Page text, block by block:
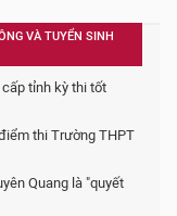
VÀ TUYỂN SINH
tỉnh kỳ thi tốt
thi Trường THPT
Quang là "quyết